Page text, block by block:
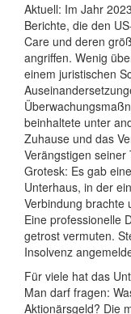
Aktuell: Im Jahr
Berichte, die den
Care und deren
angriffen. Wenig
einem juristischen
beinhaltete unter
Zuhause und das
Verängstigen seiner
Grotesk: Es gab
Unterhaus, in der
Verbindung brachte
Eine professionelle
getrost vermuten.
Insolvenz
Für viele hat das
Man darf fragen:
Aktionärsgeld? Die